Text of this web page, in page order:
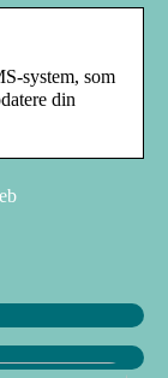
system, som
din